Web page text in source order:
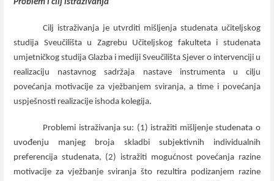
Problem i cilj istraživanja
Cilj istraživanja je utvrditi mišljenja studenata učiteljskog
studija Sveučilišta u Zagrebu Učiteljskog fakulteta i studenata
umjetničkog studija Glazba i mediji Sveučilišta Sjever o intervenciji u
realizaciju nastavnog sadržaja nastave instrumenta u cilju
povećanja motivacije za vježbanjem sviranja, a time i povećanja
uspješnosti realizacije ishoda kolegija.
Problemi istraživanja su: (1) istražiti mišljenje studenata o
uvođenju manjeg broja skladbi subjektivnih individualnih
preferencija studenata, (2) istražiti mogućnost povećanja razine
motivacije za vježbanje sviranja što rezultira podizanjem razine